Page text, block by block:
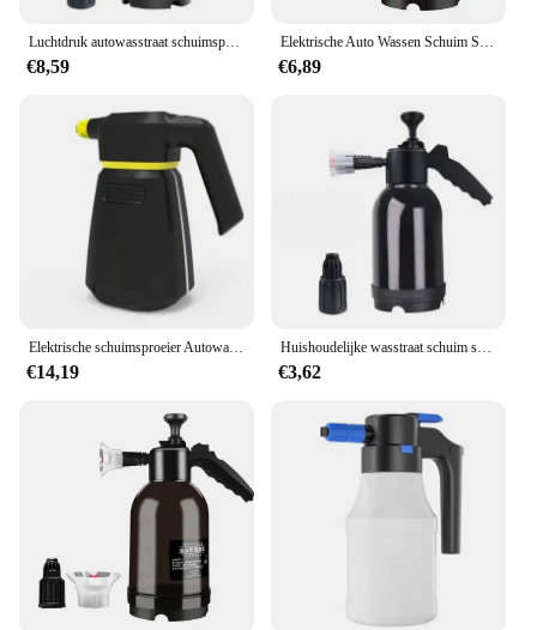
Luchtdruk autowasstraat schuimsproeier Huishoudelijke reiniging glassproeier Fan hittebestendig schuimsproeier
€8,59
Elektrische Auto Wassen Schuim Spuitpot Huishoudelijke Handheld Carwash Spray Tuinieren Luchtdruk Spuitschuim Pot 1.5l 2l
€6,89
Elektrische schuimsproeier Autowasstraat Motorfiets Schone detaillering Sneeuwkanon Hogedrukwaterpistool Generator Lance Wap Handleiding
€14,19
Huishoudelijke wasstraat schuim spray pot Hogedruk handmatige luchtdruk speciale watering spray pot Hoge temperatuurbestendige pot
€3,62